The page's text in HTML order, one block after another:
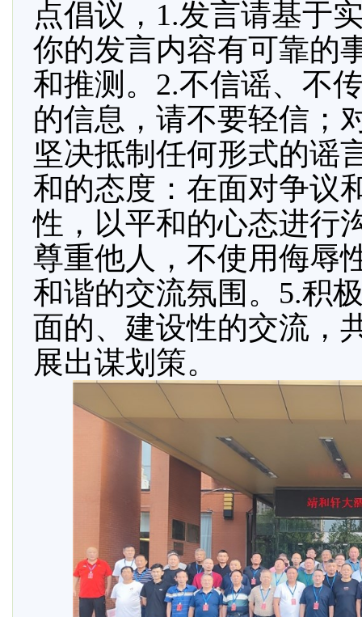
点倡议，1.发言请基于
你的发言内容有可靠的
和推测。2.不信谣、不
的信息，请不要轻信；
坚决抵制任何形式的谣
和的态度：在面对争议
性，以平和的心态进行
尊重他人，不使用侮辱
和谐的交流氛围。5.积
面的、建设性的交流，
展出谋划策。